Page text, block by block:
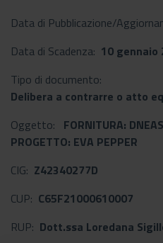
Data di Pubblicazione/
Data di Scadenza: 10 gennaio
Tipo di documento:
Delibera a contrarre o atto
Oggetto: FORNITURA:
PROGETTO: EVA PEPPER
CIG: Z42340277D
CUP: C65F21000610007
RUP: Dott.ssa Loredana